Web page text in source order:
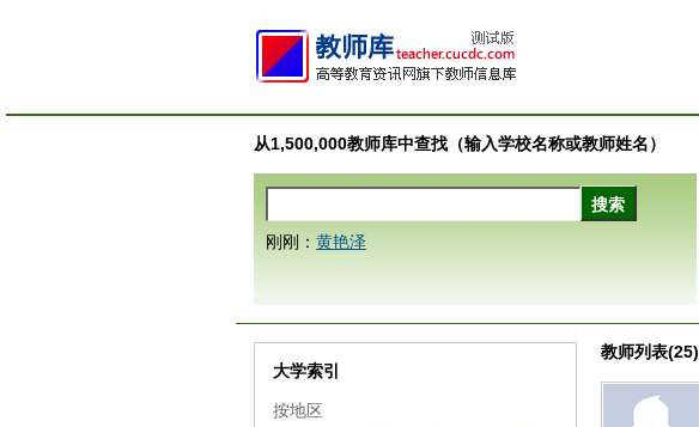
从1,500,000教师库中查找（输入学校名称或教师姓名）
刚刚： 黄艳泽
教师列表(25)
大学索引
按地区